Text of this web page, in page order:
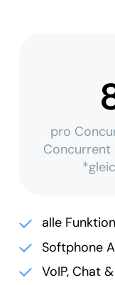
pro
Concurrent
alle
Softphone
VoIP, Chat